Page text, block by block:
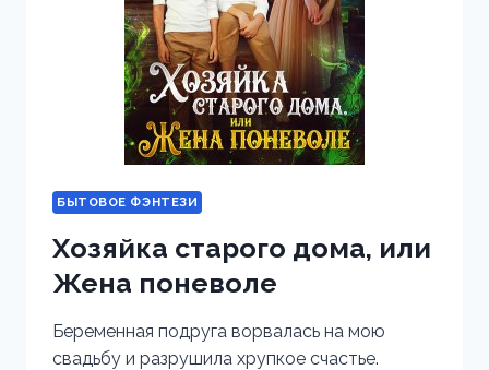
БЫТОВОЕ ФЭНТЕЗИ
Хозяйка старого дома, или
Жена поневоле
Беременная подруга ворвалась на мою
свадьбу и разрушила хрупкое счастье.